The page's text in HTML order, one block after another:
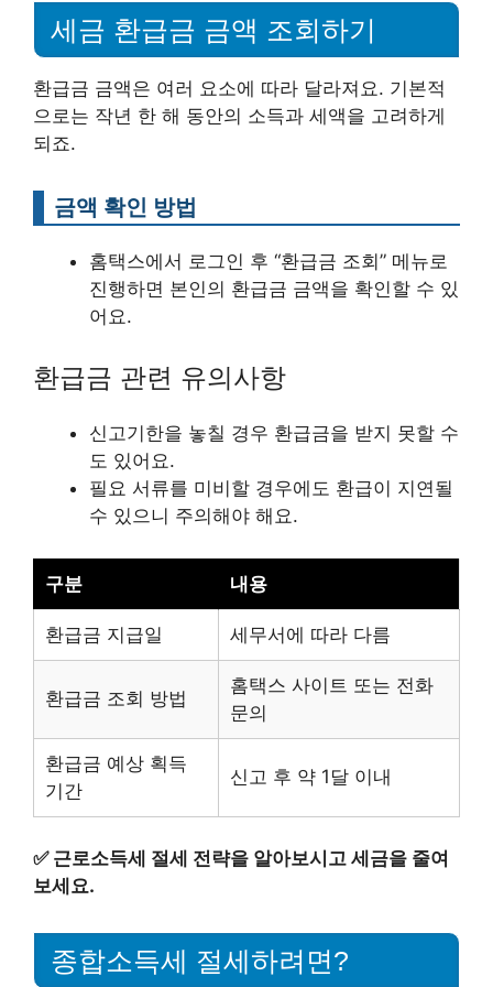
세금 환급금 금액 조회하기
환급금 금액은 여러 요소에 따라 달라져요. 기본적
으로는 작년 한 해 동안의 소득과 세액을 고려하게
되죠.
금액 확인 방법
홈택스에서 로그인 후 “환급금 조회” 메뉴로
진행하면 본인의 환급금 금액을 확인할 수 있
어요.
환급금 관련 유의사항
신고기한을 놓칠 경우 환급금을 받지 못할 수
도 있어요.
필요 서류를 미비할 경우에도 환급이 지연될
수 있으니 주의해야 해요.
구분 내용
환급금 지급일 세무서에 따라 다름
환급금 조회 방법
홈택스 사이트 또는 전화
문의
환급금 예상 획득
기간
신고 후 약 1달 이내
✅ 근로소득세 절세 전략을 알아보시고 세금을 줄여
보세요.
종합소득세 절세하려면?